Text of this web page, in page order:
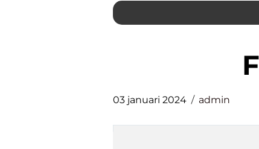
03 januari 2024 admin